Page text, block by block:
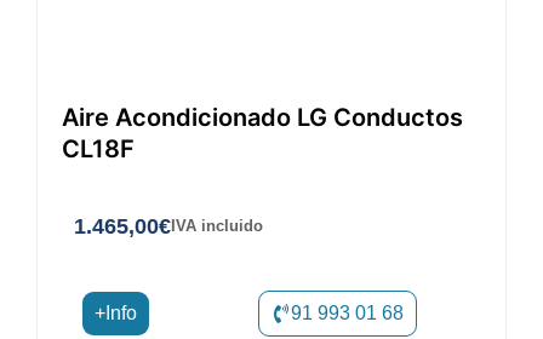
Aire Acondicionado LG Conductos
CL18F
1.465,00€ IVA incluido
+Info 91 993 01 68